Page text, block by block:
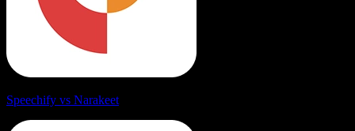
Speechify vs Narakeet